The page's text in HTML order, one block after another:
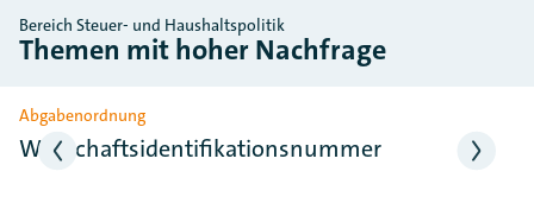
Bereich Steuer- und Haushaltspolitik
Themen mit hoher Nachfrage
Slider überspringen
Abgabenordnung
Wirtschaftsidentifikationsnummer